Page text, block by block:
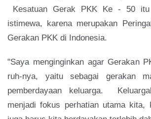
Kesatuan Gerak PKK Ke - 50 itu
istimewa, karena merupakan
Gerakan PKK di Indonesia.
"Saya menginginkan agar Gerakan
ruh-nya, yaitu sebagai gerakan
pemberdayaan keluarga.
menjadi fokus perhatian utama kita,